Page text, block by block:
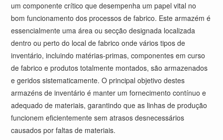
um componente crítico que desempenha um papel vital no
bom funcionamento dos processos de fabrico. Este armazém é
essencialmente uma área ou secção designada localizada
dentro ou perto do local de fabrico onde vários tipos de
inventário, incluindo matérias-primas, componentes em curso
de fabrico e produtos totalmente montados, são armazenados
e geridos sistematicamente. O principal objetivo destes
armazéns de inventário é manter um fornecimento contínuo e
adequado de materiais, garantindo que as linhas de produção
funcionem eficientemente sem atrasos desnecessários
causados por faltas de materiais.